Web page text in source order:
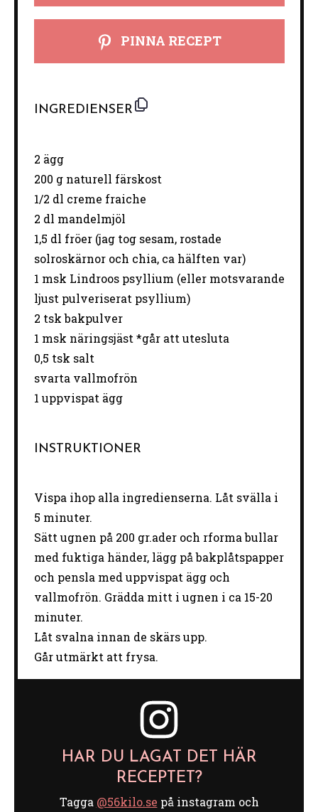
PINNA RECEPT
INGREDIENSER
2 ägg
200 gnaturell färskost
1/2 dl creme fraiche
2 dl mandelmjöl
1,5 dl fröer (jag tog sesam, rostade
solroskärnor och chia, ca hälften var)
1 msk Lindroos psyllium (eller motsvarande
ljust pulveriserat psyllium)
2 tsk bakpulver
1 msk näringsjäst *går att utesluta
0,5 tsk salt
svarta vallmofrön
1 uppvispat ägg
INSTRUKTIONER
Vispa ihop alla ingredienserna. Låt svälla i
5 minuter.
Sätt ugnen på 200 gr.ader och rforma bullar
med fuktiga händer, lägg på bakplåtspapper
och pensla med uppvispat ägg och
vallmofrön. Grädda mitt i ugnen i ca 15-20
minuter.
Låt svalna innan de skärs upp.
Går utmärkt att frysa.
HAR DU LAGAT DET HÄR
RECEPTET?
Tagga @56kilo.se på instagram och